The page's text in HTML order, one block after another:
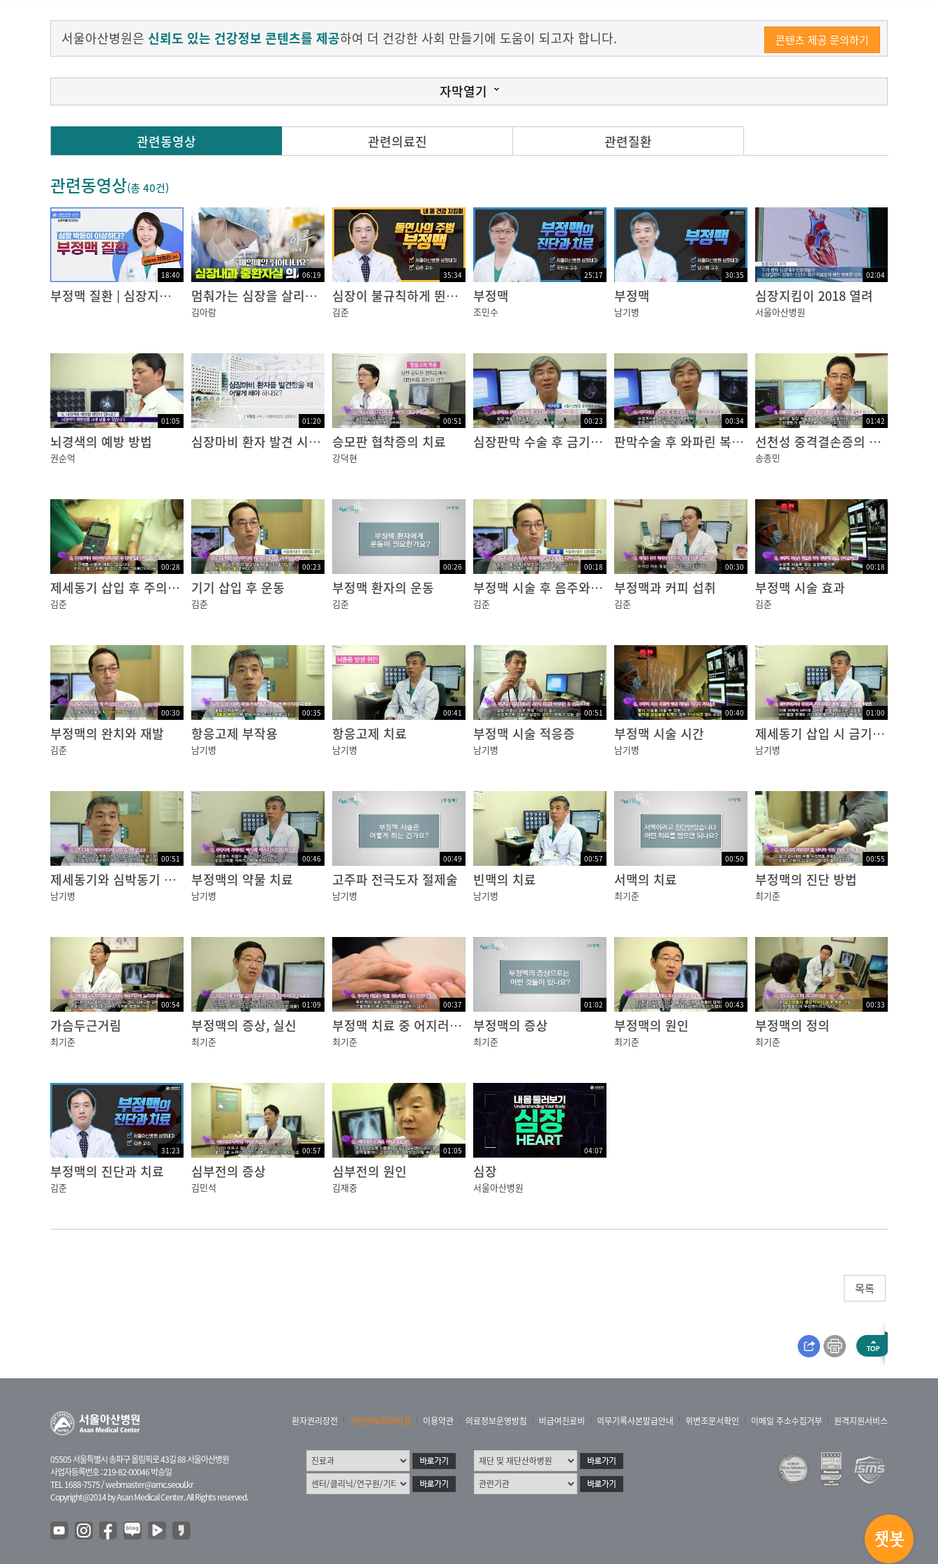
서울아산병원은 신뢰도 있는 건강정보 콘텐츠를 제공하여 더 건강한 사회 만들기에 도움이 되고자 합니다. 콘텐츠 제공 문의하기
자막열기
Q. 부정맥 시술 후 장애진단을 받을 수 있나요?
부정맥 이외에 심부전이 있으며 심부전이 매우 심하고 장애 기준에 부합되는 경우에 한해서 장애진단을 받을 수 있습니다.
김준 교수 / 서울아산병원 심장병원 심장내과
관련동영상 관련의료진 관련질환
관련동영상(총 40건)
18:40
부정맥 질환 | 심장지킴이 2024
06:19
멈춰가는 심장을 살리기 위해, 매일 치열한 사투를 벌이다 [심장내과 중환자실(CCU) 전담의사 편 - 하루;병원에 사는 사람들]
김아람
35:34
심장이 불규칙하게 뛴다? 돌연사의 주범 부정맥!
김준
25:17
부정맥
조민수
30:35
부정맥
남기병
02:04
심장지킴이 2018 열려
서울아산병원
01:05
뇌경색의 예방 방법
권순억
01:20
심장마비 환자 발견 시 대처
00:51
승모판 협착증의 치료
강덕현
00:23
심장판막 수술 후 금기 검사
00:34
판막수술 후 와파린 복용 기간
01:42
선천성 중격결손증의 치료
송종민
00:28
제세동기 삽입 후 주의사항
김준
00:23
기기 삽입 후 운동
김준
00:26
부정맥 환자의 운동
김준
00:18
부정맥 시술 후 음주와 흡연
김준
00:30
부정맥과 커피 섭취
김준
00:18
부정맥 시술 효과
김준
00:30
부정맥의 완치와 재발
김준
00:35
항응고제 부작용
남기병
00:41
항응고제 치료
남기병
00:51
부정맥 시술 적응증
남기병
00:40
부정맥 시술 시간
남기병
01:00
제세동기 삽입 시 금기 검사
남기병
00:51
제세동기와 심박동기 차이
남기병
00:46
부정맥의 약물 치료
남기병
00:49
고주파 전극도자 절제술
남기병
00:57
빈맥의 치료
남기병
00:50
서맥의 치료
최기준
00:55
부정맥의 진단 방법
최기준
00:54
가슴두근거림
최기준
01:09
부정맥의 증상, 실신
최기준
00:37
부정맥 치료 중 어지러움증
최기준
01:02
부정맥의 증상
최기준
00:43
부정맥의 원인
최기준
00:33
부정맥의 정의
최기준
31:23
부정맥의 진단과 치료
김준
00:57
심부전의 증상
김민석
01:05
심부전의 원인
김재중
04:07
심장
서울아산병원
목록
05505 서울특별시 송파구 올림픽로 43길 88 서울아산병원
사업자등록번호 : 219-82-00046 박승일
TEL 1688-7575 /webmaster@amc.seoul.kr
Copyright@2014 by Asan Medical Center. All Rights reserved.
환자권리장전 개인정보처리방침 이용약관 의료정보운영방침 비급여진료비 의무기록사본발급안내 위변조문서확인 이메일 주소수집거부 원격지원서비스